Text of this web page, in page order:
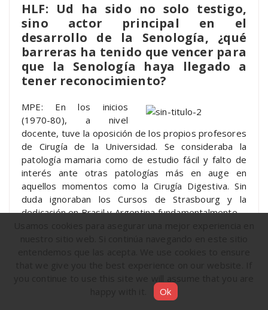
HLF: Ud ha sido no solo testigo,
sino actor principal en el
desarrollo de la Senología, ¿qué
barreras ha tenido que vencer para
que la Senología haya llegado a
tener reconocimiento?
MPE: En los inicios
(1970-80), a nivel
docente, tuve la oposición de los propios profesores
de Cirugía de la Universidad. Se consideraba la
patología mamaria como de estudio fácil y falto de
interés ante otras patologías más en auge en
aquellos momentos como la Cirugía Digestiva. Sin
duda ignoraban los Cursos de Strasbourg y la
dedicación en Brasil y Argentina fundamentalmente.
Curso en 1989 con gran
Ok